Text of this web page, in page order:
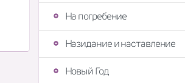
На погребение
Назидание и наставление
Новый Год